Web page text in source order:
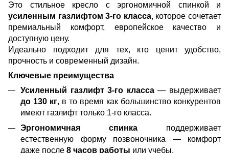
Это стильное кресло с эргономичной спинкой и
усиленным газлифтом 3-го класса, которое сочетает
премиальный комфорт, европейское качество и
доступную цену.
Идеально подходит для тех, кто ценит удобство,
прочность и современный дизайн.
Ключевые преимущества
Усиленный газлифт 3-го класса— выдерживает
до 130 кг, в то время как большинство конкурентов
имеют газлифт только 1-го класса.
Эргономичная спинка поддерживает
естественную форму позвоночника — комфорт
даже после 8 часов работы или учебы.